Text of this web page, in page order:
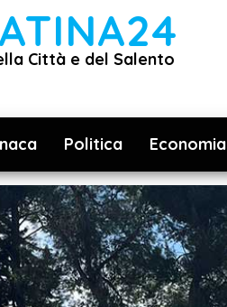
Città e del Salento
Politica Economia